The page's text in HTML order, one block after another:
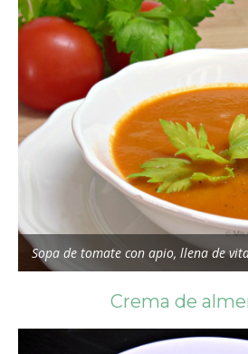
Sopa de tomate con apio, llena de
Crema de